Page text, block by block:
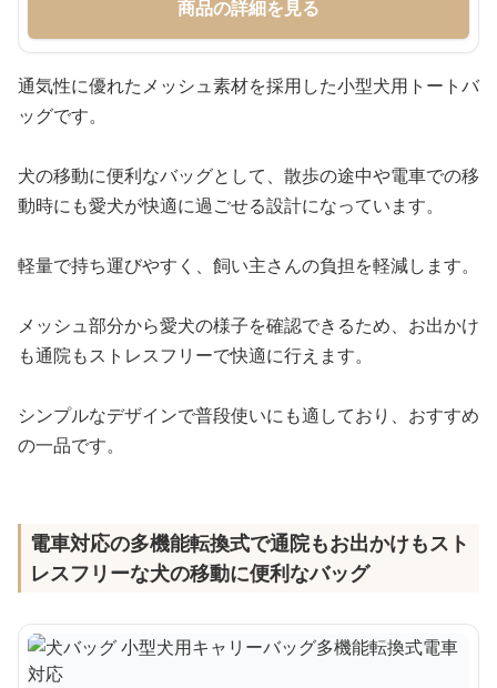
商品の詳細を見る
通気性に優れたメッシュ素材を採用した小型犬用トートバ
ッグです。
犬の移動に便利なバッグとして、散歩の途中や電車での移
動時にも愛犬が快適に過ごせる設計になっています。
軽量で持ち運びやすく、飼い主さんの負担を軽減します。
メッシュ部分から愛犬の様子を確認できるため、お出かけ
も通院もストレスフリーで快適に行えます。
シンプルなデザインで普段使いにも適しており、おすすめ
の一品です。
電車対応の多機能転換式で通院もお出かけもスト
レスフリーな犬の移動に便利なバッグ